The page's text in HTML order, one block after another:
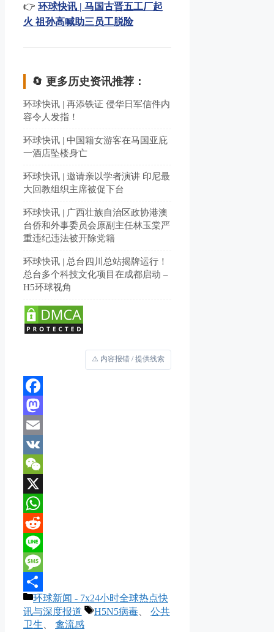
👉 环球快讯 | 马国古晋五工厂起
火 祖孙高喊助三员工脱险
🔄 更多历史资讯推荐：
环球快讯 | 再添铁证 侵华日军信件内
容令人发指！
环球快讯 | 中国籍女游客在马国亚庇
一酒店坠楼身亡
环球快讯 | 邀请亲以学者演讲 印尼最
大回教组织主席被促下台
环球快讯 | 广西壮族自治区政协港澳
台侨和外事委员会原副主任林玉棠严
重违纪违法被开除党籍
环球快讯 | 总台四川总站揭牌运行！
总台多个科技文化项目在成都启动 –
H5环球视角
⚠️ 内容报错 / 提供线索
Facebook
Mastodon
Email
VK
WeChat
X
WhatsApp
Reddit
Line
Message
分
享
分
类
环球新闻 - 7x24小时全球热点快
讯与深度报道
标
H5N5病毒
公共
卫生
禽流感